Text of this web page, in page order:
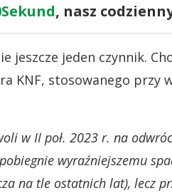
, nasz
jeszcze jeden czynnik.
KNF, stosowanego przy
w II poł. 2023 r. na
wyraźniejszemu
na tle ostatnich lat), lecz